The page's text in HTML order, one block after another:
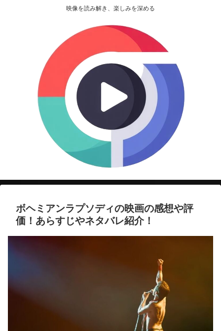
映像を読み解き、楽しみを深める
ボヘミアンラプソディの映画の感想や評
価！あらすじやネタバレ紹介！